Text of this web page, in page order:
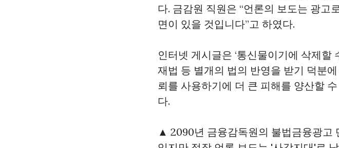
다. 금감원 직원은 “언론의 보도는 광고
면이 있을 것입니다”고 하였다.
인터넷 게시글은 ‘통신물이기에 삭제할
재법 등 별개의 법의 반영을 받기 덕분
뢰를 사용하기에 더 큰 피해를 양산할
다.
▲ 2090년 금융감독원의 불법금융광고